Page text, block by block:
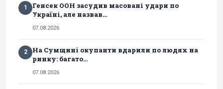
1
Генсек ООН засудив масовані удари по
Україні, але назвав...
07.08.2026
2
На Сумщині окупанти вдарили по людях на
ринку: багато...
07.08.2026